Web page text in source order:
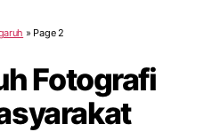
» Page 2
Fotografi